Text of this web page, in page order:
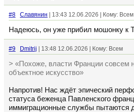
#8 Славянин | 13:43 12.06.2026 | Кому: Всем
Надеюсь, он уже прибил мошонку к
#9 Dmitrij | 13:48 12.06.2026 | Кому: Всем
> «Похоже, власти Франции совсем
объектное искусство»
Напротив! Нас ждёт эпический
статуса беженца Павленского
иммиграционные службы пытаются